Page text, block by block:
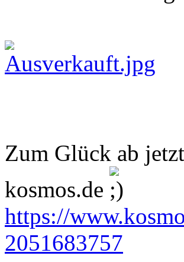
Zum Glück ab
kosmos.de
https://
2051683757